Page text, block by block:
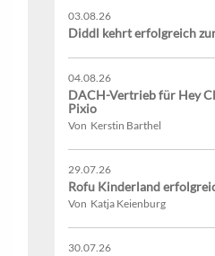
03.08.26
Diddl kehrt erfolgreich
04.08.26
DACH-Vertrieb für Hey
Pixio
Von Kerstin Barthel
29.07.26
Rofu Kinderland
Von Katja Keienburg
30.07.26